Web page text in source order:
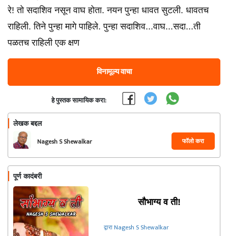
रे! तो सदाशिव नसून वाघ होता. नयन पुन्हा धावत सुटली. धावतच
राहिली. तिने पुन्हा मागे पाहिले. पुन्हा सदाशिव...वाघ...सदा...ती
पळतच राहिली एक क्षण
विनामूल्य वाचा
हे पुस्तक सामायिक करा:
लेखक बद्दल
Nagesh S Shewalkar फॉलो करा
पूर्ण कादंबरी
सौभाग्य व ती!
द्वारा Nagesh S Shewalkar